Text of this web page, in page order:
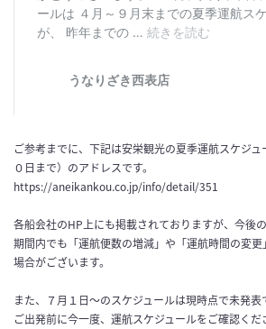
ご参考までに、下記は安栄観光の夏季運航スケジュ
０日まで）のアドレスです。
https://aneikankou.co.jp/info/detail/351
各船会社のHP上にも掲載されておりますが、今後の
期間内でも「運航便数の増減」や「運航時間の変更
場合がございます。
また、７月１日～のスケジュールは現時点で未発表
ご出発前に今一度、運航スケジュールをご確認くだ